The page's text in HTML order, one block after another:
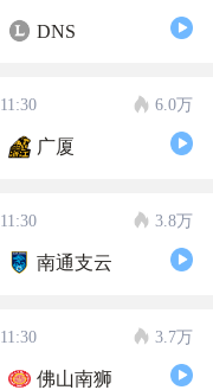
DNS
11:30 6.0万
广厦
11:30 3.8万
南通支云
11:30 3.7万
佛山南狮